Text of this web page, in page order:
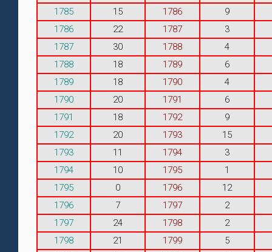
1785
15 1786
9
1786
22 1787
3
1787
30 1788
4
1788
18 1789
6
1789
18 1790
4
1790
20 1791
6
1791
18 1792
9
1792
20 1793
15
1793
11 1794
3
1794
10 1795
1
1795
0 1796
12
1796
7 1797
2
1797
24 1798
2
1798
21 1799
5